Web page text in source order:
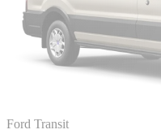
Ford Transit